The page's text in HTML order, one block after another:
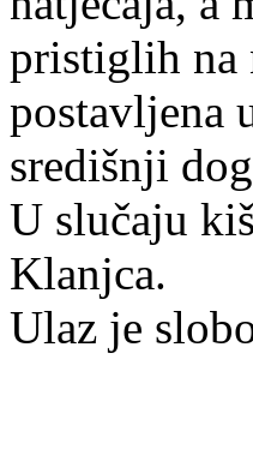
pristiglih na
postavljena
središnji
U slučaju
Klanjca.
Ulaz je